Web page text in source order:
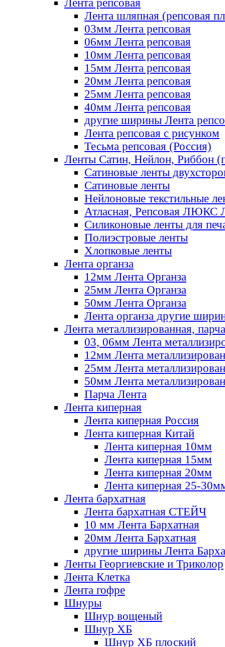
Лента репсовая
Лента шляпная (репсовая
03мм Лента репсовая
06мм Лента репсовая
10мм Лента репсовая
15мм Лента репсовая
20мм Лента репсовая
25мм Лента репсовая
40мм Лента репсовая
другие ширины Лента
Лента репсовая с рисунком
Тесьма репсовая (Россия)
Ленты Сатин, Нейлон, Риббон
Сатиновые ленты
Сатиновые ленты
Нейлоновые текстильные
Атласная, Репсовая ЛЮКС
Силиконовые ленты для
Полиэстровые ленты
Хлопковые ленты
Лента органза
12мм Лента Органза
25мм Лента Органза
50мм Лента Органза
Лента органза другие
Лента металлизированная, парча
03, 06мм Лента
12мм Лента
25мм Лента
50мм Лента
Парча Лента
Лента киперная
Лента киперная Россия
Лента киперная Китай
Лента киперная 10мм
Лента киперная 15мм
Лента киперная 20мм
Лента киперная 25-
Лента бархатная
Лента бархатная СТЕЙЧ
10 мм Лента Бархатная
20мм Лента Бархатная
другие ширины Лента
Ленты Георгиевские и Триколор
Лента Клетка
Лента гофре
Шнуры
Шнур вощеный
Шнур ХБ
Шнур ХБ плоский